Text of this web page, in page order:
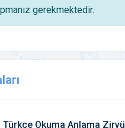
gerekmektedir.
Türkçe Okuma Anlama